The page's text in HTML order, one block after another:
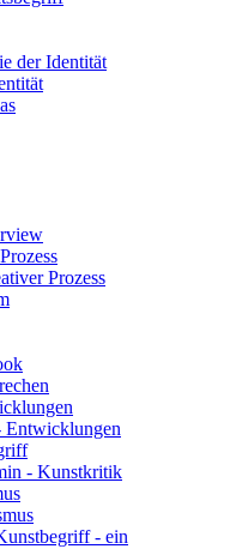
der Identität
Prozess
- Kunstkritik
- ein